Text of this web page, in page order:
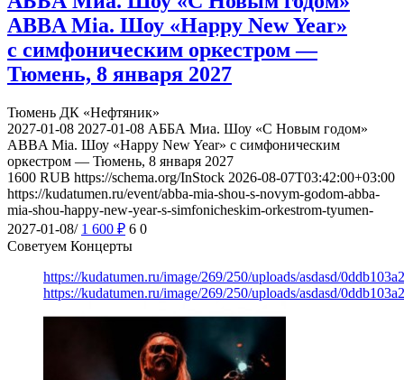
ABBA Mia. Шоу «Happy New Year»
с симфоническим оркестром —
Тюмень, 8 января 2027
Тюмень ДК «Нефтяник»
2027-01-08 2027-01-08 АББА Миа. Шоу «С Новым годом»
ABBA Mia. Шоу «Happy New Year» с симфоническим
оркестром — Тюмень, 8 января 2027
1600 RUB https://schema.org/InStock 2026-08-07T03:42:00+03:00
https://kudatumen.ru/event/abba-mia-shou-s-novym-godom-abba-
mia-shou-happy-new-year-s-simfonicheskim-orkestrom-tyumen-
2027-01-08/ 1 600 ₽ 6 0
Советуем Концерты
https://kudatumen.ru/image/269/250/uploads/asdasd/
https://kudatumen.ru/image/269/250/uploads/asdasd/